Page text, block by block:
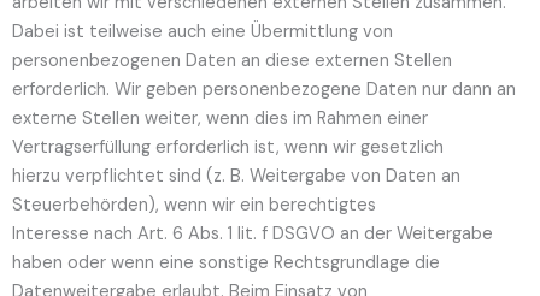
Dabei ist teilweise auch eine Übermittlung von
personenbezogenen Daten an diese externen Stellen
erforderlich. Wir geben personenbezogene Daten nur dann an
externe Stellen weiter, wenn dies im Rahmen einer
Vertragserfüllung erforderlich ist, wenn wir gesetzlich
hierzu verpflichtet sind (z. B. Weitergabe von Daten an
Steuerbehörden), wenn wir ein berechtigtes
Interesse nach Art. 6 Abs. 1 lit. f DSGVO an der Weitergabe
haben oder wenn eine sonstige Rechtsgrundlage die